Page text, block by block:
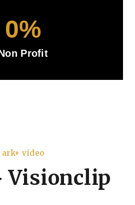
Profit
0%
ark+ video
Visionclip